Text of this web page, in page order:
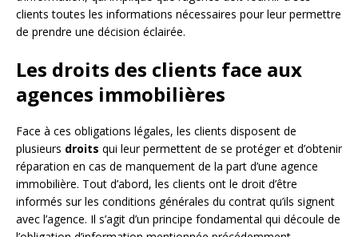
clients toutes les informations nécessaires pour leur permettre
de prendre une décision éclairée.
Les droits des clients face aux
agences immobilières
Face à ces obligations légales, les clients disposent de
plusieurs droits qui leur permettent de se protéger et d’obtenir
réparation en cas de manquement de la part d’une agence
immobilière. Tout d’abord, les clients ont le droit d’être
informés sur les conditions générales du contrat qu’ils signent
avec l’agence. Il s’agit d’un principe fondamental qui découle de